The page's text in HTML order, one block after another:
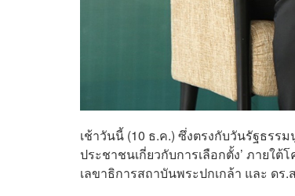
เช้าวันนี้ (10 ธ.ค.) ซึ่งตรงกับวันรัฐธรร
ประชาชนเกี่ยวกับการเลือกตั้ง’ ภายใต้
เลขาธิการสถาบันพระปกเกล้า และ ด